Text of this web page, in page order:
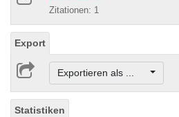
Zitationen: 1
Export
Exportieren als ...
Statistiken